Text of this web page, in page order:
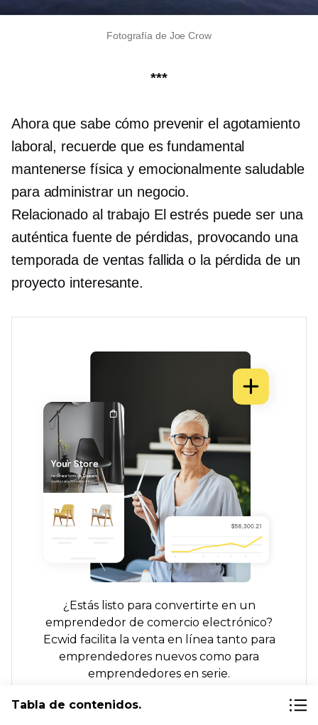
Fotografía de Joe Crow
***
Ahora que sabe cómo prevenir el agotamiento
laboral, recuerde que es fundamental
mantenerse física y emocionalmente saludable
para administrar un negocio.
Relacionado al trabajoEl estrés puede ser una
auténtica fuente de pérdidas, provocando una
temporada de ventas fallida o la pérdida de un
proyecto interesante.
¿Estás listo para convertirte en un
emprendedor de comercio electrónico?
Ecwid facilita la venta en línea tanto para
emprendedores nuevos como para
emprendedores en serie.
Más información
Tabla de contenidos.